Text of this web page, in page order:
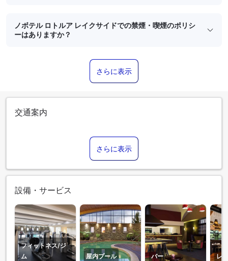
ノボテル ロトルア レイクサイドでの禁煙・喫煙のポリシ
ーはありますか？
さらに表示
交通案内
さらに表示
設備・サービス
フィットネス/ジ
ム
屋内プール バー レ